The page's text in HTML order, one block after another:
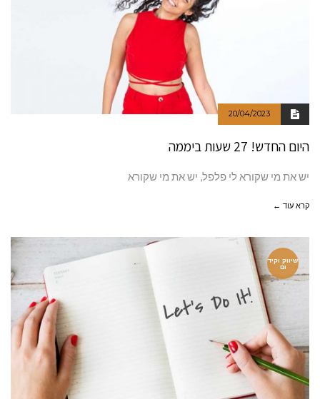
20/04/2023
היום החדש! 27 שעות ביממה
יש את מי שקורא לי פלפל, יש את מי שקורא
קרא עוד ←
שיווק וקיד
ום